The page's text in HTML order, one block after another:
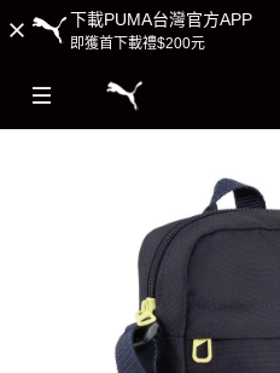
下載PUMA台灣官方APP
即獲首下載禮$200元